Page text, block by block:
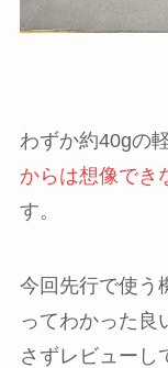
わずか約40gの
からは想像でき
す。
今回先行で使う
ってわかった良
さずレビューし